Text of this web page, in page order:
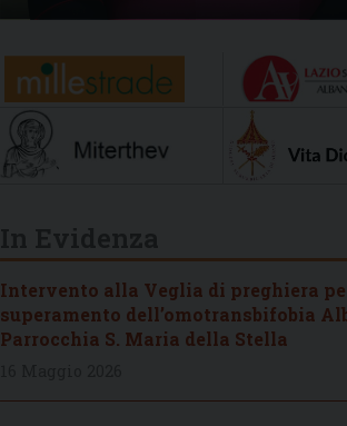
Intervento alla Veglia di preghiera
superamento dell’omotransbifobia
Parrocchia S. Maria della Stella